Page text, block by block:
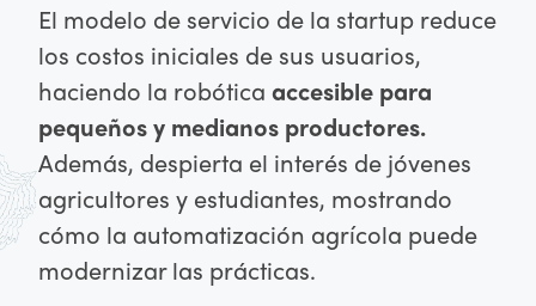
El modelo de servicio de la startup reduce
los costos iniciales de sus usuarios,
haciendo la robótica accesible para
pequeños y medianos productores.
Además, despierta el interés de jóvenes
agricultores y estudiantes, mostrando
cómo la automatización agrícola puede
modernizar las prácticas.